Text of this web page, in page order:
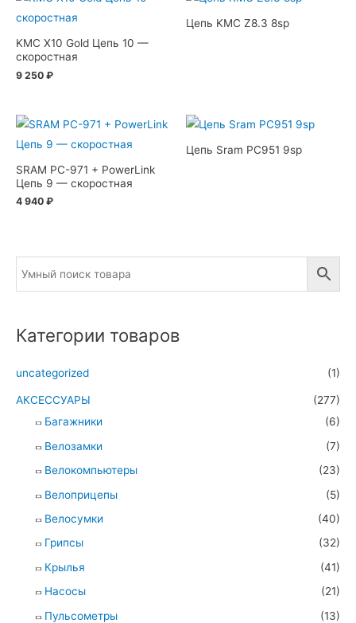
KMC X10 Gold Цепь 10 —
скоростная
9 250 ₽
Цепь KMC Z8.3 8sp
SRAM PC-971 + PowerLink
Цепь 9 — скоростная
4 940 ₽
Цепь Sram PC951 9sp
Категории товаров
uncategorized (1)
АКСЕССУАРЫ
(277)
Багажники
(6)
Велозамки
(7)
Велокомпьютеры
(23)
Велоприцепы
(5)
Велосумки
(40)
Грипсы
(32)
Крылья
(41)
Насосы
(21)
Пульсометры
(13)